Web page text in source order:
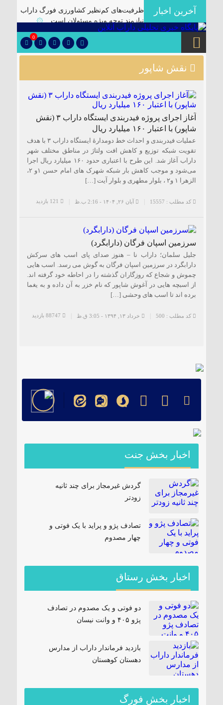
آخرین اخبار
ظرفیت‌های کم‌نظیر کشاورزی فورگ داراب
نیازمند توجه ویژه مسئولان است
۞
برگزاری آیین تودیع و معارفه بخشداران
شهرستان داراب با حضور مدیرکل سیاسی
استانداری فارس
۞
پلمب سه واحد صنفی متخلف در گشت
🔴دارابگرد فارس در مسیر یونسکو/تدوین
نقشه راه ۵ ساله برای بازشناسی هویت
دارابگرد
۞
کشف ۱۰ هزار لیتر گازوئیل قاچاق در
داراب
یک فوتی بر اثر ریزش آوار در معدن منگنز
داراب
۞
کشف سلاح جنگی و تلفن ماهواره ای از این
✅بررسی موانع احداث نیروگاه خورشیدی
۱۸۵ مگاواتی تابان هور در داراب با حضور
فرماندار ویژه شهرستان
0
نقش شاپور
آغاز اجرای پروژه فیدربندی ایستگاه داراب ۳ (نقش
شاپور) با اعتبار ۱۶۰ میلیارد ریال
عملیات فیدربندی و احداث خط دومدارۀ ایستگاه داراب ۳ با هدف
تقویت شبکه توزیع و کاهش افت ولتاژ در مناطق مختلف شهر
داراب آغاز شد. این طرح با اعتباری حدود ۱۶۰ میلیارد ریال اجرا
می‌شود و موجب کاهش بار شبکه شهرک های امام حسن ۱و ۲،
الزهرا ۱ و۲ ، بلوار مطهری و بلوار آیت […]
کد مطلب : 15557 آبان ۲۶, ۱۴۰۴ - 2:16 ب.ظ
سرزمین اسپان فرگان (دارابگرد)
جلیل سلمان؛ داراب نا – هنوز صدای پای اسب های سرکش
دارابگرد در سرزمین اسپان فرگان به گوش می رسد. اسب هایی
چموش و شجاع که روزگاران گذشته را در احاطه خود گرفته اند.
از اسبچه هایی در آغوش شاپور که نام خزر به آن داده و به یغما
برده اند تا اسب های وحشی […]
کد مطلب : 500 خرداد ۱۳, ۱۳۹۴ - 3:05 ق.ظ
اخبار بخش جنت
گردش غیرمجاز برای چند ثانیه
زودتر
تصادف پژو و پراید با یک فوتی و
چهار مصدوم
اخبار بخش رستاق
دو فوتی و یک مصدوم در تصادف
پژو ۴۰۵ و وانت نیسان
بازدید فرماندار داراب از مدارس
دهستان کوهستان
اخبار بخش فورگ